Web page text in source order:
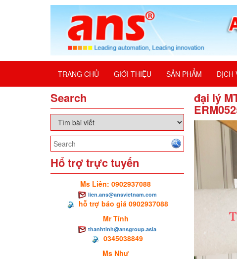
TRANG CHỦ GIỚI THIỆU SẢN PHẨM DỊCH
Search
Hổ trợ trực tuyến
Ms Liên: 0902937088
lien.ans@ansvietnam.com
hỗ trợ báo giá 0902937088
Mr Tính
thanhtinh@ansgroup.asia
0345038849
Ms Như
đại lý